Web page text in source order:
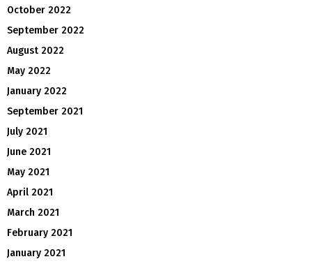
October 2022
September 2022
August 2022
May 2022
January 2022
September 2021
July 2021
June 2021
May 2021
April 2021
March 2021
February 2021
January 2021